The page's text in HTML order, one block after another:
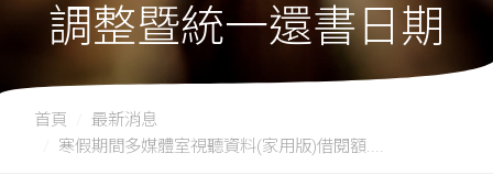
調整暨統一還書日期
首頁
最新消息
寒假期間多媒體室視聽資料(家用版)借閱額....